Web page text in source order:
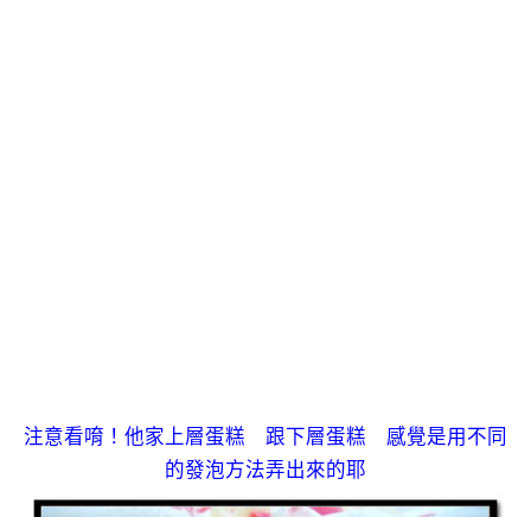
注意看唷！他家上層蛋糕 跟下層蛋糕 感覺是用不同
的發泡方法弄出來的耶